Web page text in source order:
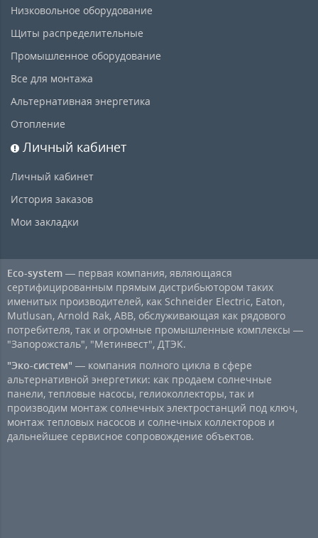
Низковольное оборудование
Щиты распределительные
Промышленное оборудование
Все для монтажа
Альтернативная энергетика
Отопление
Личный кабинет
Личный кабинет
История заказов
Мои закладки
Eco-system — первая компания, являющаяся
сертифицированным прямым дистрибьютором таких
именитых производителей, как Schneider Electric, Eaton,
Mutlusan, Arnold Rak, ABB, обслуживающая как рядового
потребителя, так и огромные промышленные комплексы —
"Запорожсталь", "Метинвест", ДТЭК.
"Эко-систем" — компания полного цикла в сфере
альтернативной энергетики: как продаем солнечные
панели, тепловые насосы, гелиоколлекторы, так и
производим монтаж солнечных электростанций под ключ,
монтаж тепловых насосов и солнечных коллекторов и
дальнейшее сервисное сопровождение объектов.